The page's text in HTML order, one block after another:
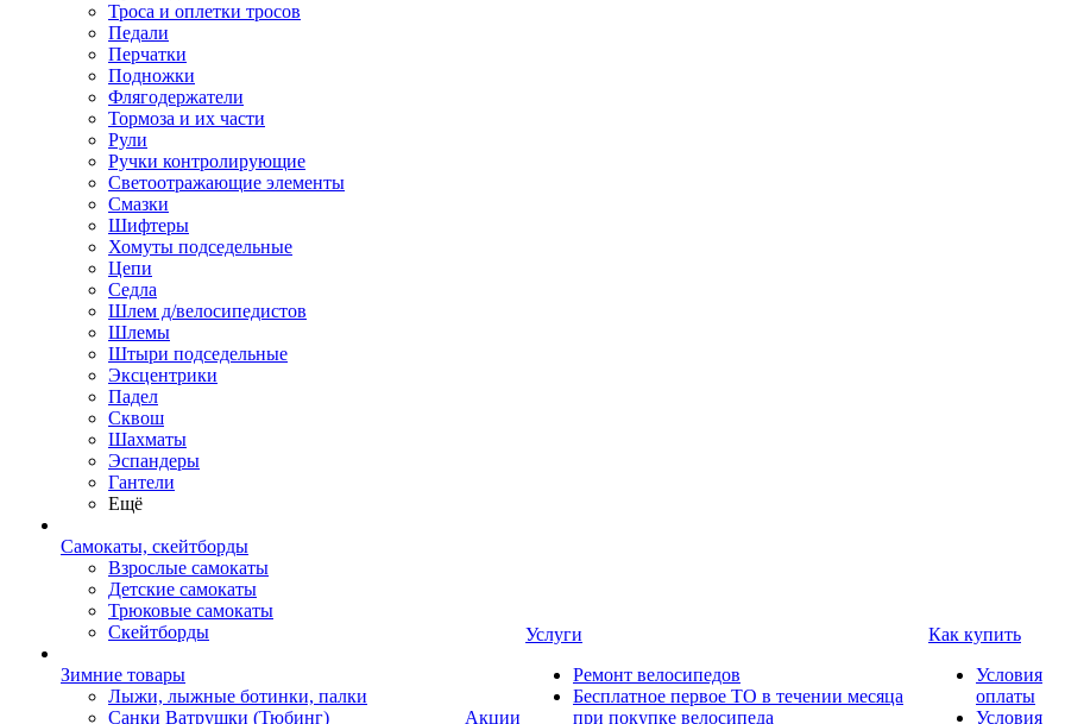
Троса и оплетки тросов
Педали
Перчатки
Подножки
Флягодержатели
Тормоза и их части
Рули
Ручки контролирующие
Светоотражающие элементы
Смазки
Шифтеры
Хомуты подседельные
Цепи
Седла
Шлем д/велосипедистов
Шлемы
Штыри подседельные
Эксцентрики
Падел
Сквош
Шахматы
Эспандеры
Гантели
Ещё
Самокаты, скейтборды
Взрослые самокаты
Детские самокаты
Трюковые самокаты
Скейтборды
Зимние товары
Лыжи, лыжные ботинки, палки
Санки Ватрушки (Тюбинг)
Акции
Услуги
Ремонт велосипедов
Бесплатное первое ТО в течении месяца
при покупке велосипеда
Как купить
Условия
оплаты
Условия